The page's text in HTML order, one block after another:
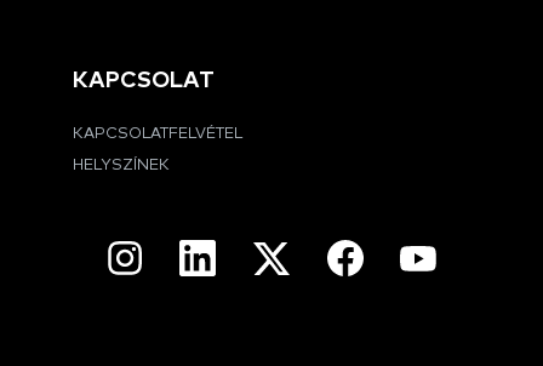
KAPCSOLAT
KAPCSOLATFELVÉTEL
HELYSZÍNEK